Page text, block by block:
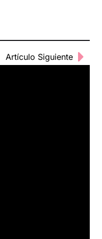
Artículo Siguiente